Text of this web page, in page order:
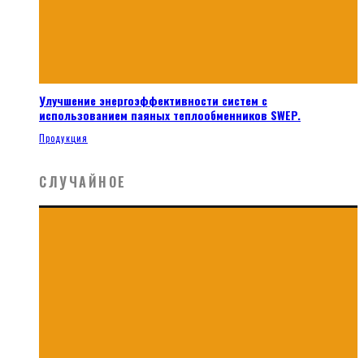
Улучшение энергоэффективности систем с
использованием паяных теплообменников SWEP.
Продукция
СЛУЧАЙНОЕ